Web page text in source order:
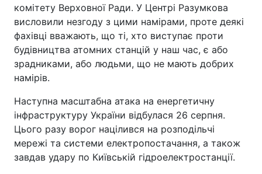
комітету Верховної Ради. У Центрі Разумкова
висловили незгоду з цими намірами, проте деякі
фахівці вважають, що ті, хто виступає проти
будівництва атомних станцій у наш час, є або
зрадниками, або людьми, що не мають добрих
намірів.
Наступна масштабна атака на енергетичну
інфраструктуру України відбулася 26 серпня.
Цього разу ворог націлився на розподільчі
мережі та системи електропостачання, а також
завдав удару по Київській гідроелектростанції.